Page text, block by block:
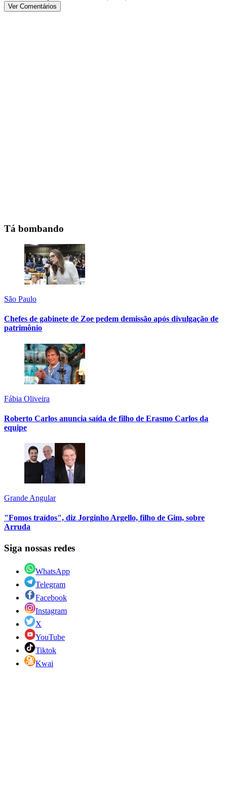
Ver Comentários
Tá bombando
São Paulo
Chefes de gabinete de Zoe pedem demissão após divulgação de
patrimônio
Fábia Oliveira
Roberto Carlos anuncia saída de filho de Erasmo Carlos da
equipe
Grande Angular
"Fomos traídos", diz Jorginho Argello, filho de Gim, sobre
Arruda
Siga nossas redes
WhatsApp
Telegram
Facebook
Instagram
X
YouTube
Tiktok
Kwai